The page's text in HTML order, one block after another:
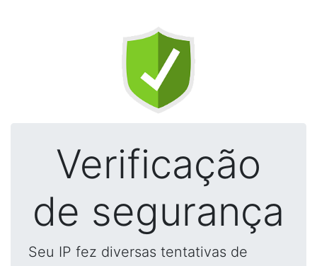
Verificação
de segurança
Seu IP fez diversas tentativas de